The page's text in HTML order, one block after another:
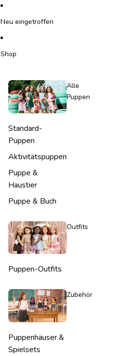
Neu eingetroffen
Shop
Alle
Puppen
Standard-
Puppen
Aktivitätspuppen
Puppe &
Haustier
Puppe & Buch
Outfits
Puppen-Outfits
Zubehör
Puppenhäuser &
Spielsets